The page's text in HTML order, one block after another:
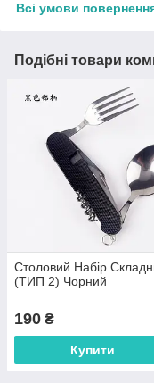
Всі умови
Подібні товари
Столовий Набір
(ТИП 2) Чорний
190 ₴
Купити